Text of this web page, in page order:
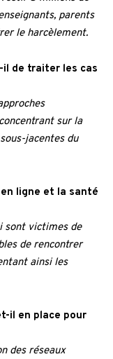
parents
le harcèlement.
il de traiter les cas
sur la
jacentes du
ligne et la santé
sont victimes de
de rencontrer
ainsi les
il en place pour
des réseaux